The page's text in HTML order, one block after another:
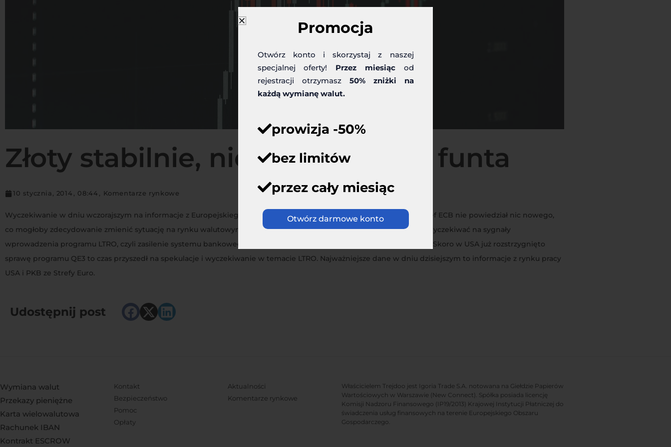
Złoty stabilnie, nieco słabszy do funta
10 stycznia, 2014 , 08:44 , Komentarze rynkowe
Wyczekiwanie w dniu wczorajszym na informacje z Europejskiego Banku Centralnego okazało się rozczarowaniem. Szef ECB nie powiedział nic nowego,
co mogłoby zdecydowanie zmienić sytuację na rynku walutowym. W tym momencie wydaje się, że inwestorzy będą wyczekiwać na sygnały
wprowadzenia programu LTRO, czyli zasilenie systemu bankowego niskooprocentowanymi pożyczkami na okres 3 lat. Skoro w USA już rozstrzygnięto
sprawę programu QE3 to czas przyszedł na spekulacje i wyczekiwanie w temacie LTRO. Najważniejsze dane w dniu dzisiejszym to informacje z rynku pracy
USA i PKB ze Strefy Euro.
Udostępnij post
Wymiana walut
Przekazy pieniężne
Karta wielowalutowa
Rachunek IBAN
Kontrakt ESCROW
Kontakt
Bezpieczeństwo
Pomoc
Opłaty
Aktualności
Komentarze rynkowe
Właścicielem Trejdoo jest Igoria Trade S.A. notowana na Giełdzie Papierów
Wartościowych w Warszawie (New Connect). Spółka posiada licencję
Komisji Nadzoru Finansowego (IP19/2013) Krajowej Instytucji Płatniczej do
świadczenia usług finansowych na terenie Europejskiego Obszaru
Gospodarczego.
Promocja
Otwórz konto i skorzystaj z naszej
specjalnej oferty! Przez miesiącod
rejestracji otrzymasz 50% zniżki na
każdą wymianę walut.
prowizja -50%
bez limitów
przez cały miesiąc
Otwórz darmowe konto